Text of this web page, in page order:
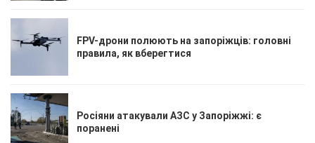
FPV-дрони полюють на запоріжців: головні
правила, як вберегтися
Росіяни атакували АЗС у Запоріжжі: є
поранені